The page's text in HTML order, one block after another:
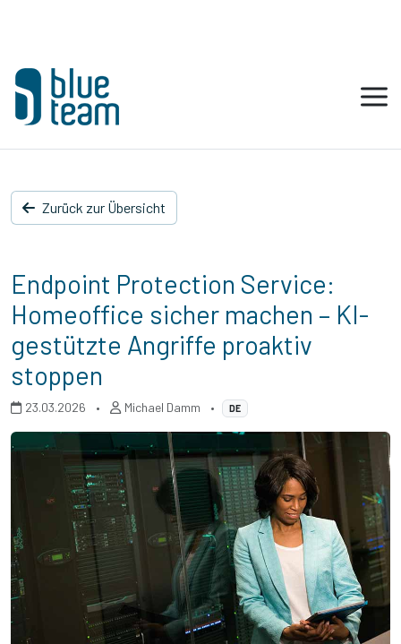
Zurück zur Übersicht
Endpoint Protection Service:
Homeoffice sicher machen – KI-
gestützte Angriffe proaktiv
stoppen
23.03.2026 • Michael Damm • DE